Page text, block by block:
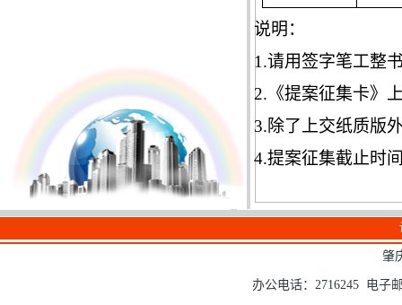
说明：
1.请用签字笔工整
2. 《提案征集卡》
3.除了上交纸质版
4.提案征集截止时
肇
办公电话：2716245 电子